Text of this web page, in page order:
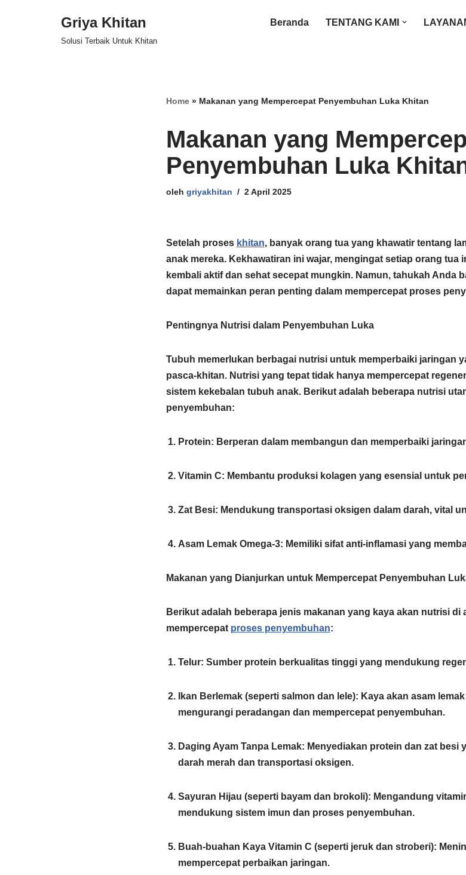
Griya Khitan
Solusi Terbaik Untuk Khitan
Beranda TENTANG KAMI
Home» Makanan yang Mempercepat Penyembuhan Luka Khitan
Makanan yang
Penyembuhan Luka
oleh griyakhitan 2 April 2025
Setelah proses khitan, banyak orang tua yang khawatir tentang
anak mereka. Kekhawatiran ini wajar, mengingat setiap orang tua
kembali aktif dan sehat secepat mungkin. Namun, tahukah Anda
dapat memainkan peran penting dalam mempercepat proses
Pentingnya Nutrisi dalam Penyembuhan Luka
Tubuh memerlukan berbagai nutrisi untuk memperbaiki jaringan
pasca-khitan. Nutrisi yang tepat tidak hanya mempercepat
sistem kekebalan tubuh anak.Berikut adalah beberapa nutrisi
penyembuhan:​
Protein: Berperan dalam membangun dan memperbaiki
Vitamin C: Membantu produksi kolagen yang esensial untuk
Zat Besi: Mendukung transportasi oksigen dalam darah, vital
Asam Lemak Omega-3: Memiliki sifat anti-inflamasi yang
Makanan yang Dianjurkan untuk Mempercepat Penyembuhan
Berikut adalah beberapa jenis makanan yang kaya akan nutrisi di
mempercepat proses penyembuhan:
Telur: Sumber protein berkualitas tinggi yang mendukung
Ikan Berlemak (seperti salmon dan lele): Kaya akan asam
mengurangi peradangan dan mempercepat penyembuhan.
Daging Ayam Tanpa Lemak: Menyediakan protein dan zat besi
darah merah dan transportasi oksigen.
Sayuran Hijau (seperti bayam dan brokoli): Mengandung
mendukung sistem imun dan proses penyembuhan.​
Buah-buahan Kaya Vitamin C (seperti jeruk dan stroberi):
mempercepat perbaikan jaringan.​